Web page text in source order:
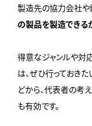
製造先の協力会社や
の製品を製造できる
得意なジャンルや対
は、ぜひ行っておき
どから、代表者の考
も有効です。